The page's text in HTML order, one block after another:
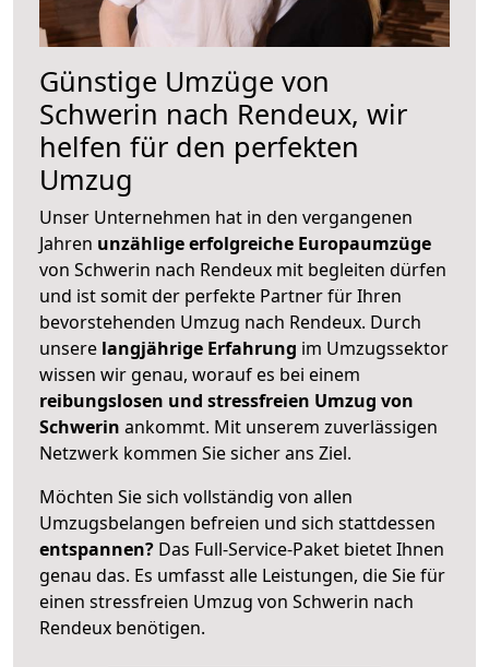
Günstige Umzüge von
Schwerin nach Rendeux, wir
helfen für den perfekten
Umzug
Unser Unternehmen hat in den vergangenen
Jahren unzählige erfolgreiche Europaumzüge
von Schwerin nach Rendeux mit begleiten dürfen
und ist somit der perfekte Partner für Ihren
bevorstehenden Umzug nach Rendeux. Durch
unsere langjährige Erfahrung im Umzugssektor
wissen wir genau, worauf es bei einem
reibungslosen und stressfreien Umzug von
Schwerin ankommt. Mit unserem zuverlässigen
Netzwerk kommen Sie sicher ans Ziel.
Möchten Sie sich vollständig von allen
Umzugsbelangen befreien und sich stattdessen
entspannen? Das Full-Service-Paket bietet Ihnen
genau das. Es umfasst alle Leistungen, die Sie für
einen stressfreien Umzug von Schwerin nach
Rendeux benötigen.